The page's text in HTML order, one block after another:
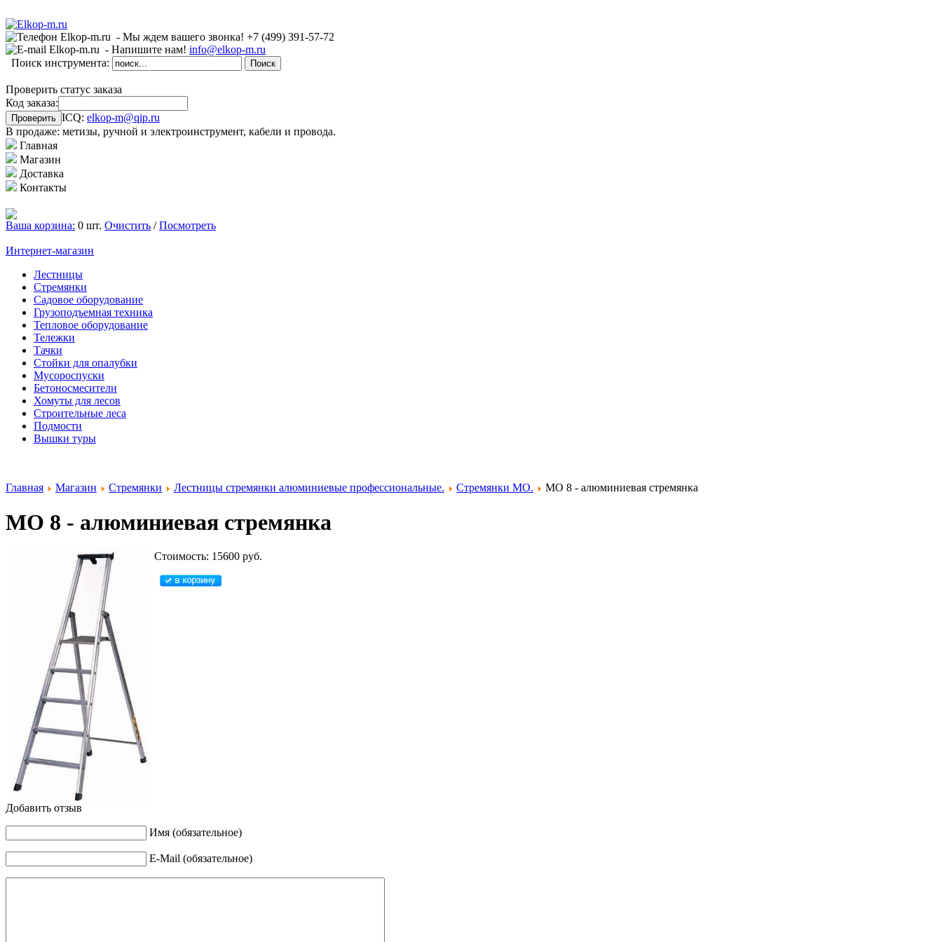
- Мы ждем вашего звонка! +7 (499) 391-57-72
- Напишите нам! info@elkop-m.ru
Поиск инструмента:
Проверить статус заказа
Код заказа:
ICQ: elkop-m@qip.ru
В продаже: метизы, ручной и электроинструмент, кабели и провода.
Главная
Магазин
Доставка
Контакты
Ваша корзина: 0 шт. Очистить /Посмотреть
Интернет-магазин
Лестницы
Стремянки
Садовое оборудование
Грузоподъемная техника
Тепловое оборудование
Тележки
Тачки
Стойки для опалубки
Мусороспуски
Бетоносмесители
Хомуты для лесов
Строительные леса
Подмости
Вышки туры
Главная Магазин Стремянки Лестницы стремянки алюминиевые профессиональные. Стремянки MO. MO 8 - алюминиевая стремянка
MO 8 - алюминиевая стремянка
Стоимость: 15600 руб.
Добавить отзыв
Имя (обязательное)
E-Mail (обязательное)